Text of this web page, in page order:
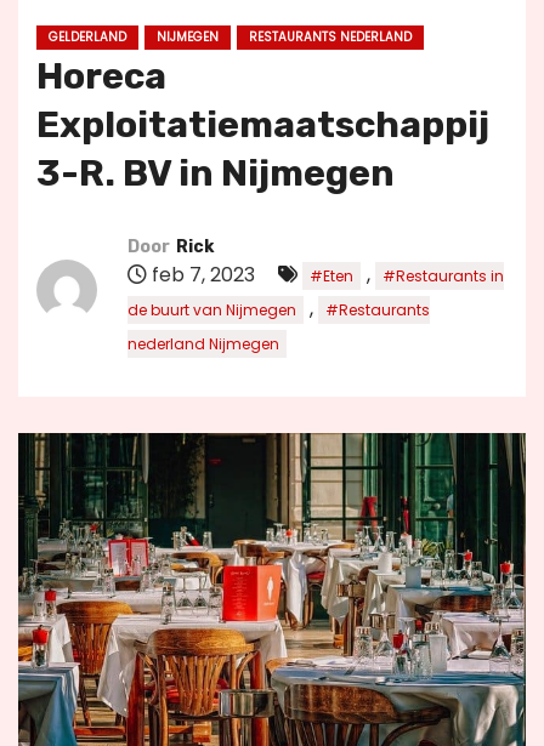
GELDERLAND NIJMEGEN RESTAURANTS NEDERLAND
Horeca
Exploitatiemaatschappij
3-R. BV in Nijmegen
Door Rick
feb 7, 2023 #Eten ,
#Restaurants in
de buurt van Nijmegen
,
#Restaurants
nederland Nijmegen